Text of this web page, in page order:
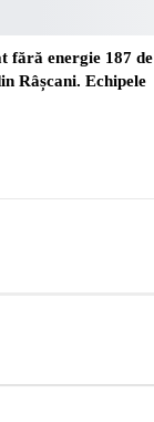
fără energie 187 de
Râșcani. Echipele